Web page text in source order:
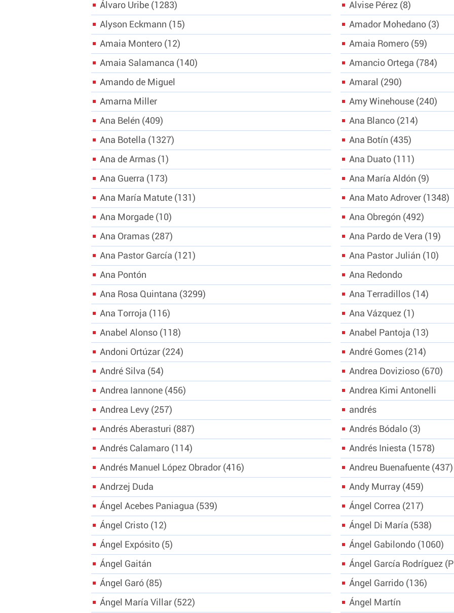
Álvaro Uribe 1283 Alvise Pérez 8
Alyson Eckmann
15 Amador Mohedano 3
Amaia Montero 12 Amaia Romero 59
Amaia Salamanca
140 Amancio Ortega
784
Amando de Miguel
Amaral
290
Amarna Miller
Amy Winehouse 240
Ana Belén 409 Ana Blanco 214
Ana Botella
1327 Ana Botín 435
Ana de Armas 1 Ana Duato 111
Ana Guerra
173 Ana María Aldón 9
Ana María Matute 131 Ana Mato Adrover 1348
Ana Morgade 10 Ana Obregón 492
Ana Oramas 287 Ana Pardo de Vera
19
Ana Pastor García
121 Ana Pastor Julián
10
Ana Pontón
Ana Redondo
Ana Rosa Quintana
3299 Ana Terradillos 14
Ana Torroja
116 Ana Vázquez 1
Anabel Alonso 118 Anabel Pantoja
13
Andoni Ortúzar 224 André Gomes 214
André Silva
54 Andrea Dovizioso 670
Andrea Iannone 456
Andrea Kimi Antonelli
Andrea Levy 257
andrés
Andrés Aberasturi
887 Andrés Bódalo 3
Andrés Calamaro 114 Andrés Iniesta
1578
Andrés Manuel López Obrador 416 Andreu Buenafuente 437
Andrzej Duda
Andy Murray 459
Ángel Acebes Paniagua
539 Ángel Correa
217
Ángel Cristo 12 Ángel Di María
538
Ángel Expósito 5 Ángel Gabilondo 1060
Ángel Gaitán
Ángel García Rodríguez
Ángel Garó 85 Ángel Garrido 136
Ángel María Villar 522 Ángel Martín